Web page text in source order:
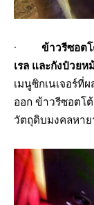
· ข้าวรีซอตโ
เรล และกังป๋วยห
เมนูซิกเนเจอร์ที่
ออก ข้าวรีซอต
วัตถุดิบมงคลหาย